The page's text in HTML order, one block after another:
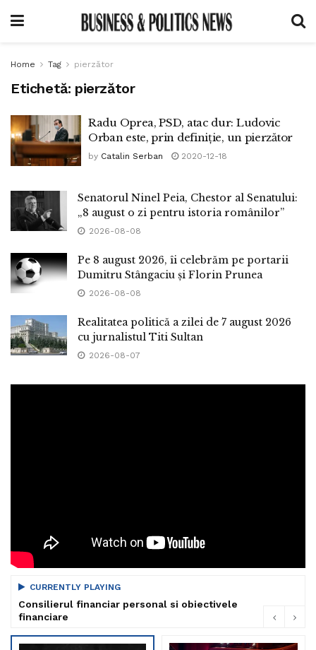
Home Tag pierzător
Etichetă: pierzător
Radu Oprea, PSD, atac dur: Ludovic
Orban este, prin definiție, un pierzător
by Catalin Serban 2020-12-18
Senatorul Ninel Peia, Chestor al Senatului:
„8 august o zi pentru istoria românilor”
2026-08-08
Pe 8 august 2026, îi celebrăm pe portarii
Dumitru Stângaciu și Florin Prunea
2026-08-08
Realitatea politică a zilei de 7 august 2026
cu jurnalistul Titi Sultan
2026-08-07
CURRENTLY PLAYING
Consilierul financiar personal si obiectivele
financiare